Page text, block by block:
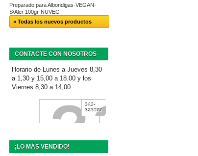
Preparado para Albondigas-VEGAN-
S/Aler 100gr-NUVEG
» Todas los nuevos productos
CONTACTE CON NOSOTROS
Horario de Lunes a Jueves 8,30
a 1,30 y 15,00 a 18.00 y los
Viernes 8,30 a 14,00.
943-
638099
¡LO MÁS VENDIDO!